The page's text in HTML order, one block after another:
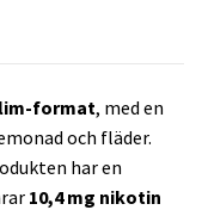
format, med en
och fläder.
har en
10,4 mg nikotin